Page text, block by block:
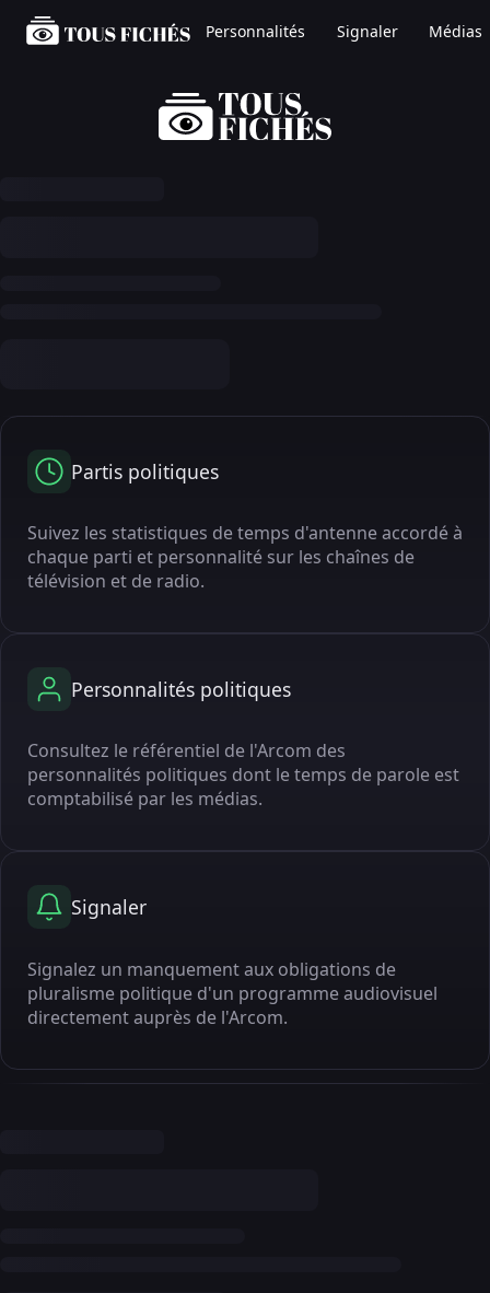
Personnalités Signaler Médias
Partis politiques
Suivez les statistiques de temps d'antenne accordé à
chaque parti et personnalité sur les chaînes de
télévision et de radio.
Personnalités politiques
Consultez le référentiel de l'Arcom des
personnalités politiques dont le temps de parole est
comptabilisé par les médias.
Signaler
Signalez un manquement aux obligations de
pluralisme politique d'un programme audiovisuel
directement auprès de l'Arcom.